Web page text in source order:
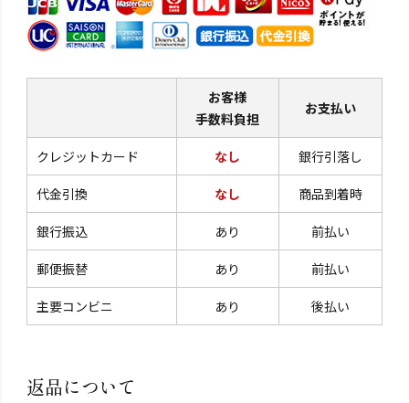
お客様
手数料負担
お支払い
クレジットカード なし 銀行引落し
代金引換 なし 商品到着時
銀行振込 あり 前払い
郵便振替 あり 前払い
主要コンビニ あり 後払い
返品について